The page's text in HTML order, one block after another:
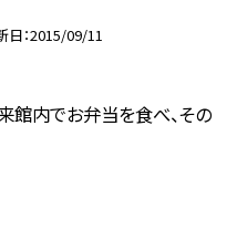
日 2015/09/11
館内でお弁当を食べ、その